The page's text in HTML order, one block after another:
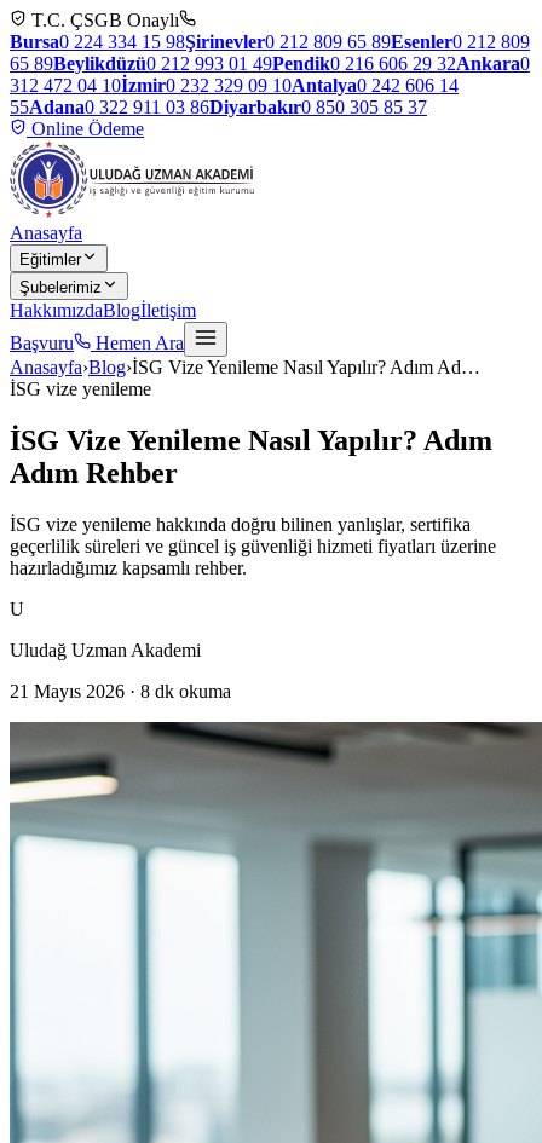
T.C. ÇSGB Onaylı
Bursa0 224 334 15 98Şirinevler0 212 809 65 89Esenler0 212 809
65 89Beylikdüzü0 212 993 01 49Pendik0 216 606 29 32Ankara0
312 472 04 10İzmir0 232 329 09 10Antalya0 242 606 14
55Adana0 322 911 03 86Diyarbakır0 850 305 85 37
Online Ödeme
Anasayfa
Eğitimler
Şubelerimiz
HakkımızdaBlogİletişim
Başvuru
Hemen Ara
Anasayfa›Blog›İSG Vize Yenileme Nasıl Yapılır? Adım Ad…
İSG vize yenileme
İSG Vize Yenileme Nasıl Yapılır? Adım
Adım Rehber
İSG vize yenileme hakkında doğru bilinen yanlışlar, sertifika
geçerlilik süreleri ve güncel iş güvenliği hizmeti fiyatları üzerine
hazırladığımız kapsamlı rehber.
U
Uludağ Uzman Akademi
21 Mayıs 2026 · 8 dk okuma